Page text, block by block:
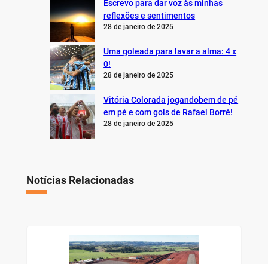
Escrevo para dar voz às minhas
reflexões e sentimentos
28 de janeiro de 2025
Uma goleada para lavar a alma: 4 x
0!
28 de janeiro de 2025
Vitória Colorada jogandobem de pé
em pé e com gols de Rafael Borré!
28 de janeiro de 2025
Notícias Relacionadas